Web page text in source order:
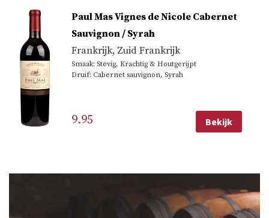
Paul Mas Vignes de Nicole Cabernet
Sauvignon / Syrah
Frankrijk, Zuid Frankrijk
Smaak: Stevig, Krachtig & Houtgerijpt
Druif: Cabernet sauvignon, Syrah
9.95 Bekijk